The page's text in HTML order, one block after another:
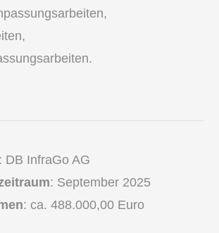
: DB InfraGo AG
: September 2025
: ca. 488.000,00 Euro